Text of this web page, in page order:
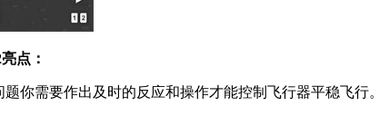
点：
你需要作出及时的反应和操作才能控制飞行器平稳飞行。